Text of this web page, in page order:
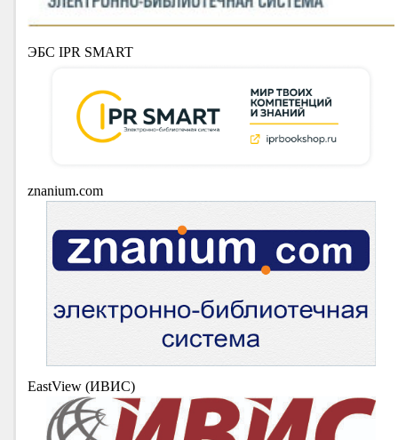
ЭБС IPR SMART
znanium.com
EastView (ИВИС)